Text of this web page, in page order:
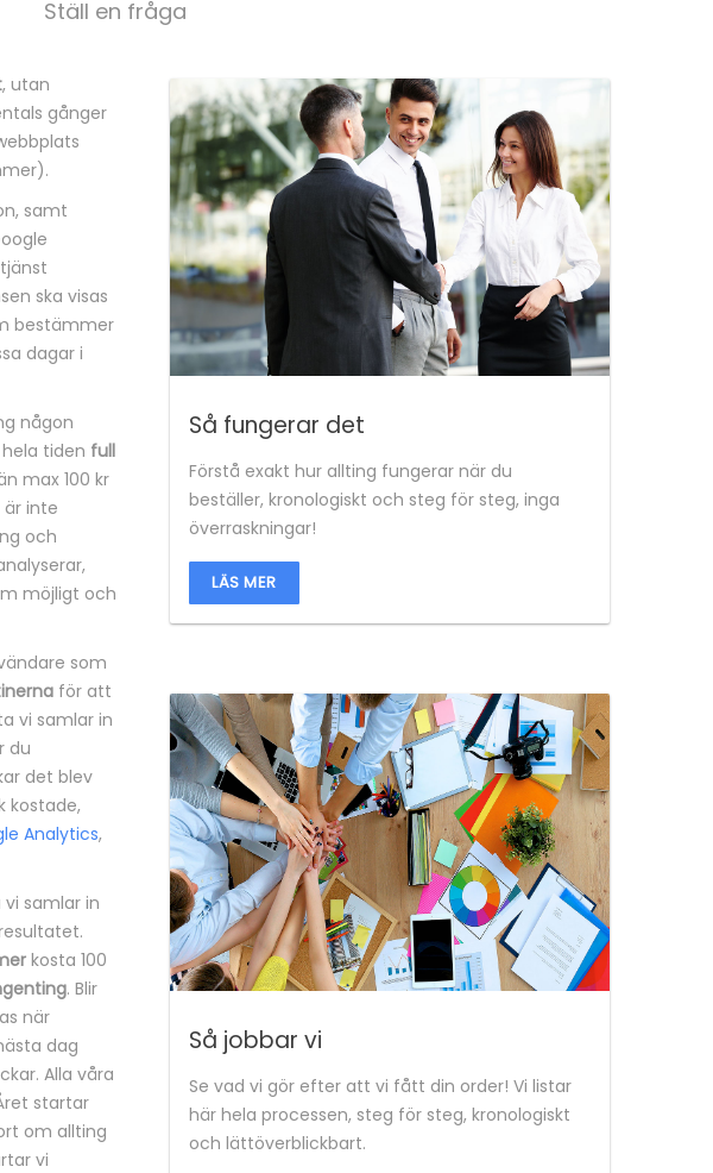
Ställ en fråga
, utan
gånger
samt
ska visas
bestämmer
dagar i
någon
tiden full
max 100 kr
inte
och
möjligt och
som
för att
vi samlar in
du
det blev
kostade,
Analytics,
samlar in
kosta 100
. Blir
när
dag
Alla våra
startar
om allting
vi
Så fungerar det
Förstå exakt hur allting fungerar när du
beställer, kronologiskt och steg för steg, inga
överraskningar!
LÄS MER
Så jobbar vi
Se vad vi gör efter att vi fått din order! Vi listar
här hela processen, steg för steg, kronologiskt
och lättöverblickbart.